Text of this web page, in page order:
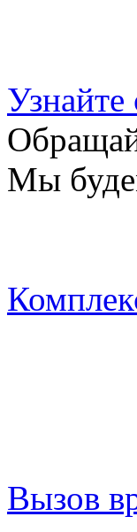
Узнайте
Мы
Вызов